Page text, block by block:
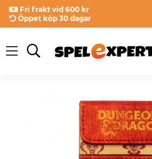
Fri frakt vid 600 kr
Öppet köp 30 dagar